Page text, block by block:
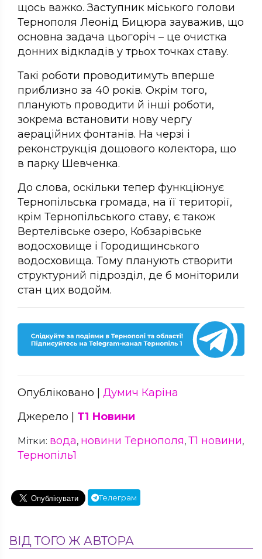
щось важко. Заступник міського голови
Тернополя Леонід Бицюра зауважив, що
основна задача цьогоріч – це очистка
донних відкладів у трьох точках ставу.
Такі роботи проводитимуть вперше
приблизно за 40 років. Окрім того,
планують проводити й інші роботи,
зокрема встановити нову чергу
аераційних фонтанів. На черзі і
реконструкція дощового колектора, що
в парку Шевченка.
До слова, оскільки тепер функціюнує
Тернопільська громада, на її території,
крім Тернопільського ставу, є також
Вертелівське озеро, Кобзарівське
водосховище і Городищинського
водосховища. Тому планують створити
структурний підрозділ, де б моніторили
стан цих водойм.
Опубліковано | Думич Каріна
Джерело | Т1 Новини
Мітки: вода, новини Тернополя, Т1 новини,
Тернопіль1
Телеграм
ВІД ТОГО Ж АВТОРА